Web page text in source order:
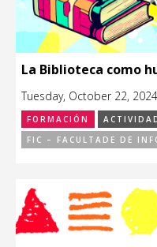
La Biblioteca como
Tuesday, October 22,
FORMACIÓN
FIC – FACULTADE DE